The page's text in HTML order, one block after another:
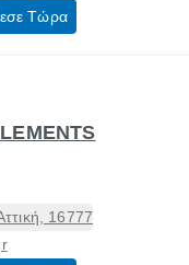
Τώρα
16777